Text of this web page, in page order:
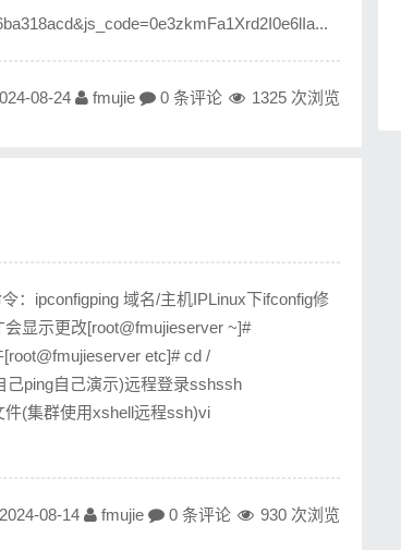
08-24 fmujie 0 条评论 1325 次浏览
：ipconfigping 域名/主机IPLinux下ifconfig修
显示更改[root@fmujieserver ~]#
etc]# cd /
己ping自己演示)远程登录sshssh
(集群使用xshell远程ssh)vi
08-14 fmujie 0 条评论 930 次浏览